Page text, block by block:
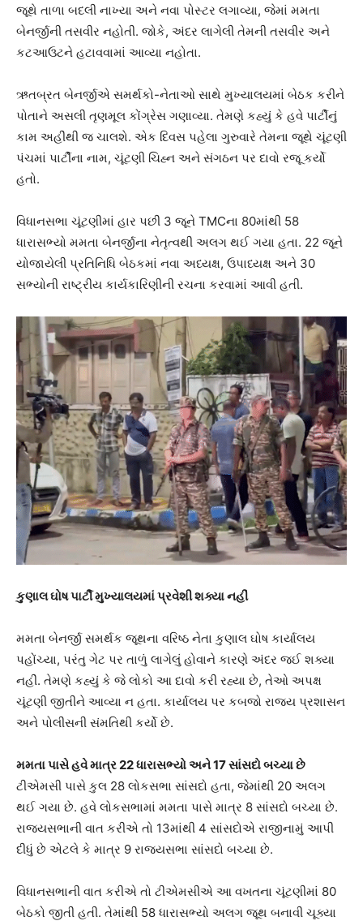
જૂથે તાળા બદલી નાખ્યા અને નવા પોસ્ટર લગાવ્યા, જેમાં મમતા
બેનર્જીની તસવીર નહોતી. જોકે, અંદર લાગેલી તેમની તસવીર અને
કટઆઉટને હટાવવામાં આવ્યા નહોતા.
ઋતબ્રત બેનર્જીએ સમર્થકો-નેતાઓ સાથે મુખ્યાલયમાં બેઠક કરીને
પોતાને અસલી તૃણમૂલ કોંગ્રેસ ગણાવ્યા. તેમણે કહ્યું કે હવે પાર્ટીનું
કામ અહીંથી જ ચાલશે. એક દિવસ પહેલા ગુરુવારે તેમના જૂથે ચૂંટણી
પંચમાં પાર્ટીના નામ, ચૂંટણી ચિહ્ન અને સંગઠન પર દાવો રજૂ કર્યો
હતો.
વિધાનસભા ચૂંટણીમાં હાર પછી 3 જૂને TMCના 80માંથી 58
ધારાસભ્યો મમતા બેનર્જીના નેતૃત્વથી અલગ થઈ ગયા હતા. 22 જૂને
યોજાયેલી પ્રતિનિધિ બેઠકમાં નવા અધ્યક્ષ, ઉપાધ્યક્ષ અને 30
સભ્યોની રાષ્ટ્રીય કાર્યકારિણીની રચના કરવામાં આવી હતી.
કુણાલ ઘોષ પાર્ટી મુખ્યાલયમાં પ્રવેશી શક્યા નહીં
મમતા બેનર્જી સમર્થક જૂથના વરિષ્ઠ નેતા કુણાલ ઘોષ કાર્યાલય
પહોંચ્યા, પરંતુ ગેટ પર તાળું લાગેલું હોવાને કારણે અંદર જઈ શક્યા
નહીં. તેમણે કહ્યું કે જે લોકો આ દાવો કરી રહ્યા છે, તેઓ અપક્ષ
ચૂંટણી જીતીને આવ્યા ન હતા. કાર્યાલય પર કબજો રાજ્ય પ્રશાસન
અને પોલીસની સંમતિથી કર્યો છે.
મમતા પાસે હવે માત્ર 22 ધારાસભ્યો અને 17 સાંસદો બચ્યા છે
ટીએમસી પાસે કુલ 28 લોકસભા સાંસદો હતા, જેમાંથી 20 અલગ
થઈ ગયા છે. હવે લોકસભામાં મમતા પાસે માત્ર 8 સાંસદો બચ્યા છે.
રાજ્યસભાની વાત કરીએ તો 13માંથી 4 સાંસદોએ રાજીનામું આપી
દીધું છે એટલે કે માત્ર 9 રાજ્યસભા સાંસદો બચ્યા છે.
વિધાનસભાની વાત કરીએ તો ટીએમસીએ આ વખતના ચૂંટણીમાં 80
બેઠકો જીતી હતી. તેમાંથી 58 ધારાસભ્યો અલગ જૂથ બનાવી ચૂક્યા